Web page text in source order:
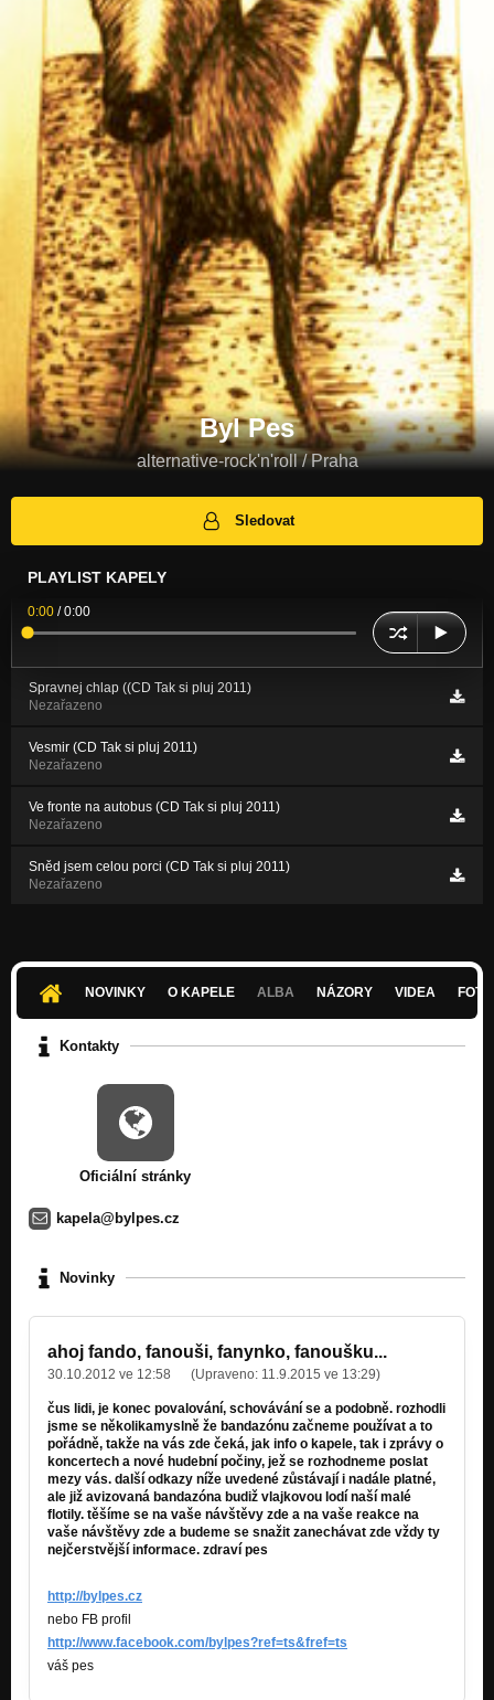
Byl Pes
alternative-rock'n'roll / Praha
Sledovat
PLAYLIST KAPELY
0:00 /0:00
Spravnej chlap ((CD Tak si pluj 2011)
Nezařazeno
Vesmir (CD Tak si pluj 2011)
Nezařazeno
Ve fronte na autobus (CD Tak si pluj 2011)
Nezařazeno
Sněd jsem celou porci (CD Tak si pluj 2011)
Nezařazeno
NOVINKY O KAPELE ALBA NÁZORY VIDEA
Kontakty
Oficiální stránky
kapela@bylpes.cz
Novinky
ahoj fando, fanouši, fanynko, fanoušku...
30.10.2012 ve 12:58 (Upraveno: 11.9.2015 ve 13:29)
čus lidi, je konec povalování, schovávání se a podobně. rozhodli
jsme se několikamyslně že bandazónu začneme používat a to
pořádně, takže na vás zde čeká, jak info o kapele, tak i zprávy o
koncertech a nové hudební počiny, jež se rozhodneme poslat
mezy vás. další odkazy níže uvedené zůstávají i nadále platné,
ale již avizovaná bandazóna budiž vlajkovou lodí naší malé
flotily. těšíme se na vaše návštěvy zde a na vaše reakce na
vaše návštěvy zde a budeme se snažit zanechávat zde vždy ty
nejčerstvější informace. zdraví pes
http://bylpes.cz
nebo FB profil
http://www.facebook.com/bylpes?ref=ts&fref=ts
váš pes